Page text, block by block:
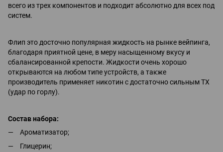
всего из трех компонентов и подходит абсолютно для всех под
систем.
Флип это досточно популярная жидкость на рынке вейпинга,
благодаря приятной цене, в меру насыщенному вкусу и
сбалансированной крепости. Жидкости очень хорошо
открываются на любом типе устройств, а также
производитель применяет никотин с достаточно сильным ТХ
(удар по горлу).
Состав набора:
Ароматизатор;
Глицерин;